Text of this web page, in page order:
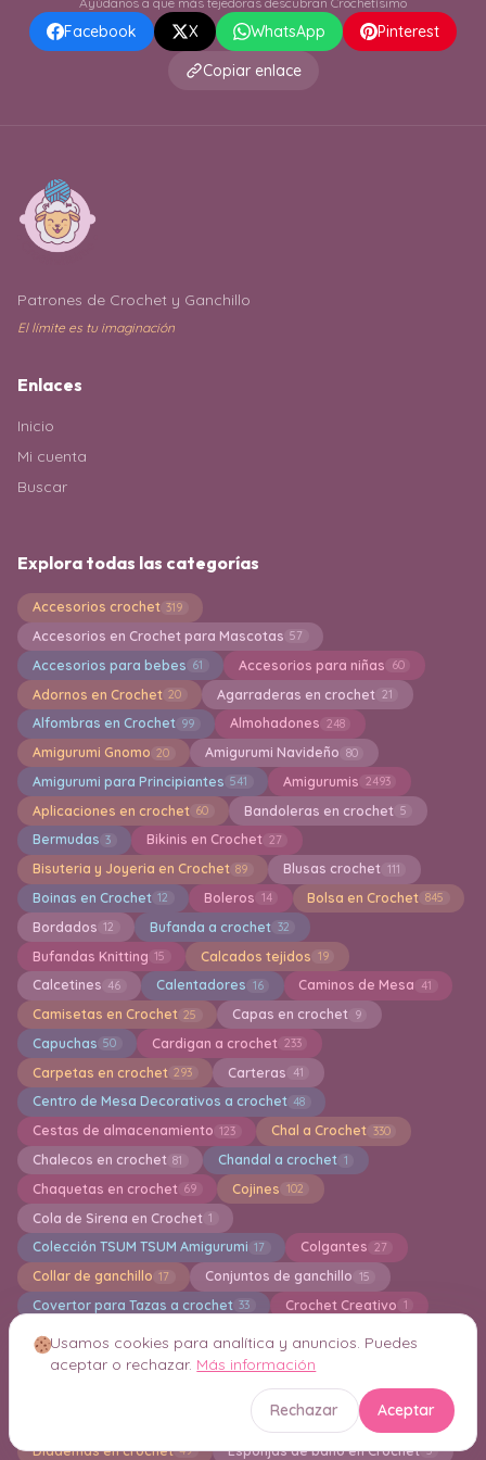
Facebook X WhatsApp
Pinterest
Copiar enlace
Patrones de Crochet y Ganchillo
El límite es tu imaginación
Enlaces
Inicio
Mi cuenta
Buscar
Explora todas las categorías
Accesorios crochet 319
Accesorios en Crochet para Mascotas 57
Accesorios para bebes 61 Accesorios para niñas 60
Adornos en Crochet 20 Agarraderas en crochet 21
Alfombras en Crochet 99 Almohadones 248
Amigurumi Gnomo 20 Amigurumi Navideño 80
Amigurumi para Principiantes 541 Amigurumis 2493
Aplicaciones en crochet 60 Bandoleras en crochet 5
Bermudas 3 Bikinis en Crochet 27
Bisuteria y Joyeria en Crochet 89 Blusas crochet 111
Boinas en Crochet 12 Boleros 14 Bolsa en Crochet 845
Bordados 12 Bufanda a crochet 32
Bufandas Knitting 15 Calcados tejidos 19
Calcetines 46 Calentadores 16 Caminos de Mesa 41
Camisetas en Crochet 25 Capas en crochet 9
Capuchas 50 Cardigan a crochet 233
Carpetas en crochet 293 Carteras 41
Centro de Mesa Decorativos a crochet 48
Cestas de almacenamiento 123 Chal a Crochet 330
Chalecos en crochet 81 Chandal a crochet 1
Chaquetas en crochet 69 Cojines 102
Cola de Sirena en Crochet 1
Colección TSUM TSUM Amigurumi 17 Colgantes 27
Collar de ganchillo 17 Conjuntos de ganchillo 15
Covertor para Tazas a crochet 33 Crochet Creativo 1
Crochet navideño Crochet para Principantes
Cuadros de la Abuela en Crochet 49 Cuellos en Crochet
Cuidados para Nuestros Tejedores 1 Decor
Delantal en Crochet
Diademas en crochet 49 Esponjas de baño en Crochet 5
Usamos cookies para analítica y anuncios. Puedes
aceptar o rechazar. Más información
Rechazar Aceptar